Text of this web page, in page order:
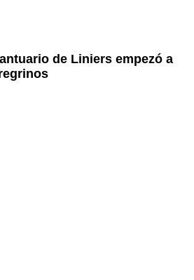
de Liniers empezó a